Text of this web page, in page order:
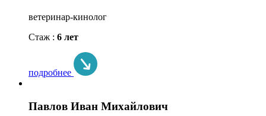
ветеринар-кинолог
Стаж : 6 лет
подробнее
Павлов Иван Михайлович